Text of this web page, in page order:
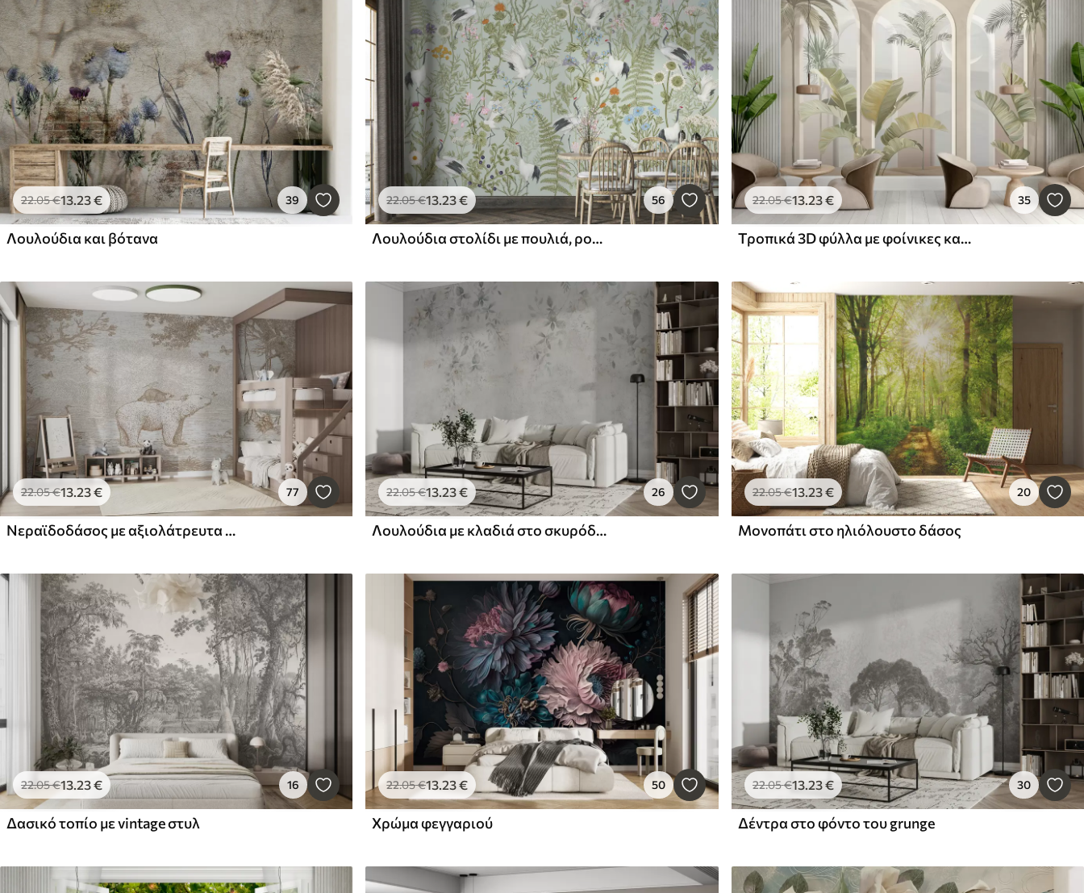
22.05€13.23€ 39
Λουλούδια και βότανα
22.05€13.23€ 56
Λουλούδια στολίδι με πουλιά, ρουστίκ στυλ, βοτανικό, λιβάδι, μπλε φόντο
22.05€13.23€ 35
Τροπικά 3D φύλλα με φοίνικες και στήλες
22.05€13.23€ 77
Νεραϊδοδάσος με αξιολάτρευτα ζώα
22.05€13.23€ 26
Λουλούδια με κλαδιά στο σκυρόδεμα grunge φόντο μινιμαλισμό
22.05€13.23€ 20
Μονοπάτι στο ηλιόλουστο δάσος
22.05€13.23€ 16
Δασικό τοπίο με vintage στυλ
22.05€13.23€ 50
Χρώμα φεγγαριού
22.05€13.23€ 30
Δέντρα στο φόντο του grunge